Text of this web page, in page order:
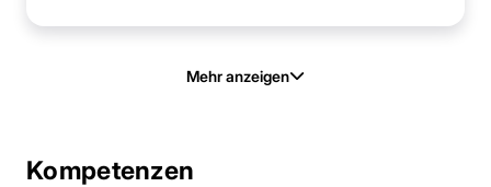
Mehr anzeigen
Kompetenzen